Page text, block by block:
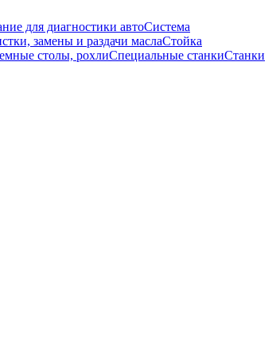
для диагностики автоСистема
замены и раздачи маслаСтойка
столы, рохлиСпециальные станкиСтанки